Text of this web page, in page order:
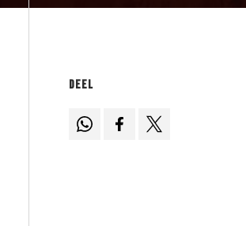
Deel